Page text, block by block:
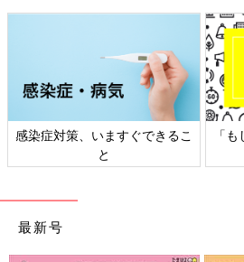
感染症対策、いますぐできるこ
と
「
最新号